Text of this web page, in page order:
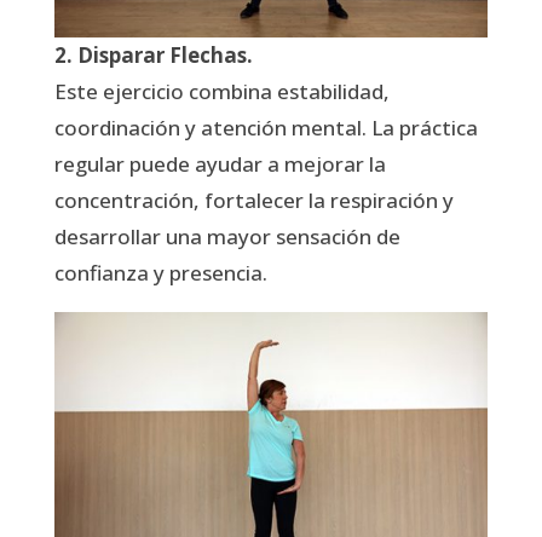
2. Disparar Flechas.
Este ejercicio combina estabilidad,
coordinación y atención mental. La práctica
regular puede ayudar a mejorar la
concentración, fortalecer la respiración y
desarrollar una mayor sensación de
confianza y presencia.